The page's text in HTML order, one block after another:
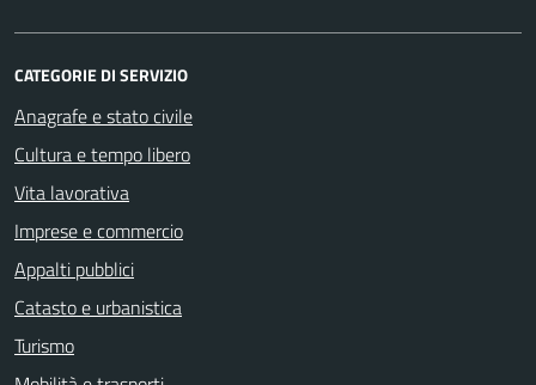
CATEGORIE DI SERVIZIO
Anagrafe e stato civile
Cultura e tempo libero
Vita lavorativa
Imprese e commercio
Appalti pubblici
Catasto e urbanistica
Turismo